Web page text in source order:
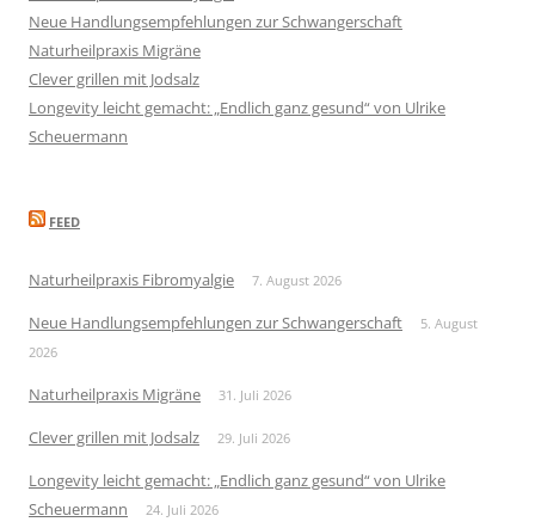
Neue Handlungsempfehlungen zur Schwangerschaft
Naturheilpraxis Migräne
Clever grillen mit Jodsalz
Longevity leicht gemacht: „Endlich ganz gesund“ von Ulrike
Scheuermann
FEED
Naturheilpraxis Fibromyalgie 7. August 2026
Neue Handlungsempfehlungen zur Schwangerschaft
5. August
2026
Naturheilpraxis Migräne 31. Juli 2026
Clever grillen mit Jodsalz 29. Juli 2026
Longevity leicht gemacht: „Endlich ganz gesund“ von Ulrike
Scheuermann
24. Juli 2026